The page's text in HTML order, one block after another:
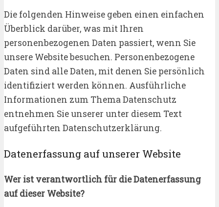
Die folgenden Hinweise geben einen einfachen
Überblick darüber, was mit Ihren
personenbezogenen Daten passiert, wenn Sie
unsere Website besuchen. Personenbezogene
Daten sind alle Daten, mit denen Sie persönlich
identifiziert werden können. Ausführliche
Informationen zum Thema Datenschutz
entnehmen Sie unserer unter diesem Text
aufgeführten Datenschutzerklärung.
Datenerfassung auf unserer Website
Wer ist verantwortlich für die Datenerfassung
auf dieser Website?